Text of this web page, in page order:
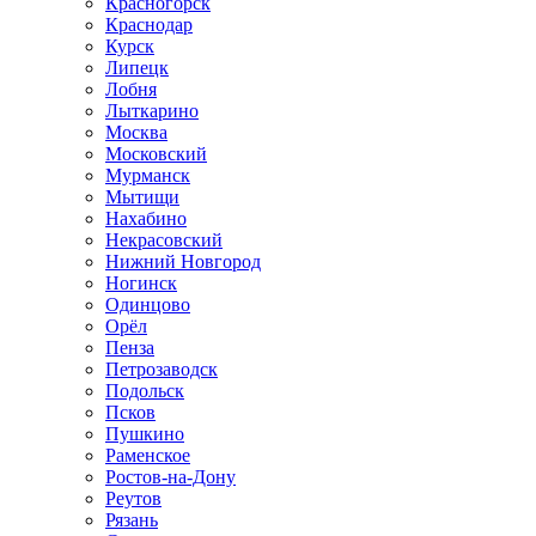
Краснодар
Курск
Липецк
Лобня
Лыткарино
Москва
Московский
Мурманск
Мытищи
Нахабино
Некрасовский
Нижний Новгород
Ногинск
Одинцово
Орёл
Пенза
Петрозаводск
Подольск
Псков
Пушкино
Раменское
Ростов-на-Дону
Реутов
Рязань